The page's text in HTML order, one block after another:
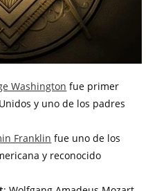
Washington fue primer
y uno de los padres
Franklin fue uno de los
y reconocido